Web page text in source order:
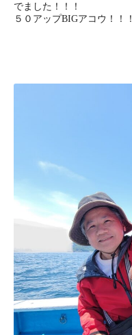
でました！！！
５０アップBIGアコウ！！！